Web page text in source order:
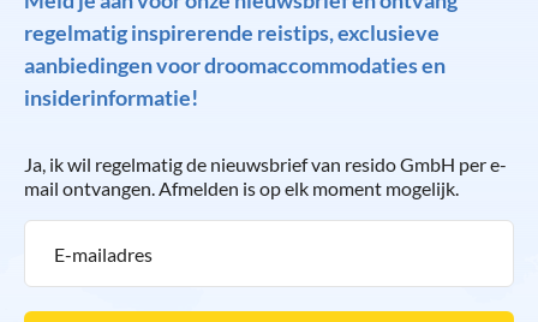
regelmatig inspirerende reistips, exclusieve
aanbiedingen voor droomaccommodaties en
insiderinformatie!
Ja, ik wil regelmatig de nieuwsbrief van resido GmbH per e-
mail ontvangen. Afmelden is op elk moment mogelijk.